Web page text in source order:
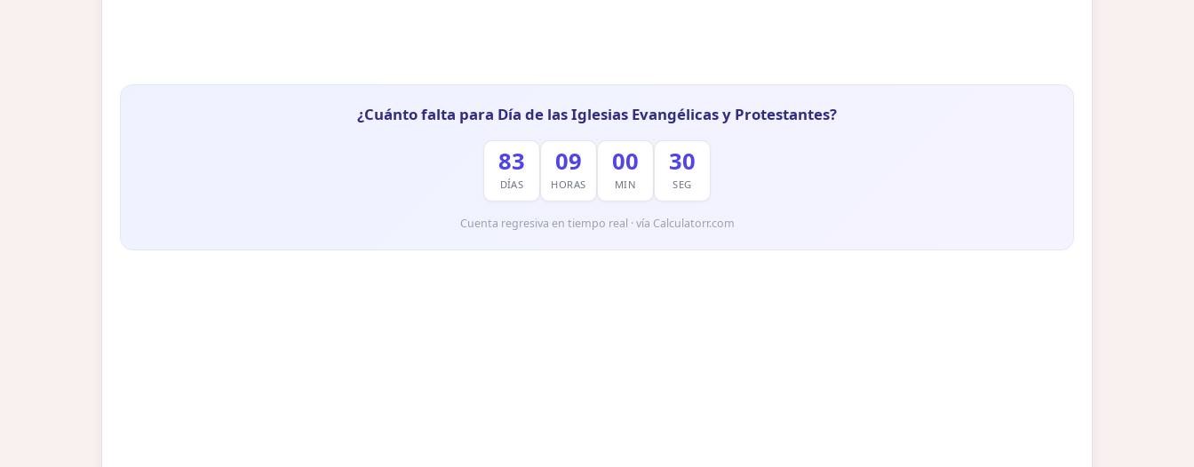
¿Cuánto falta para Día de las Iglesias Evangélicas y Protestantes?
83
DÍAS
09
HORAS
00
MIN
29
SEG
Cuenta regresiva en tiempo real · vía Calculatorr.com